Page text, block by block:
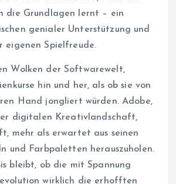
die Grundlagen lernt – ein
genialer Unterstützung und
eigenen Spielfreude.
Wolken der Softwarewelt,
hin und her, als ob sie von
Hand jongliert würden. Adobe,
digitalen Kreativlandschaft,
mehr als erwartet aus seinen
und Farbpaletten herauszuholen.
bleibt, ob die mit Spannung
wirklich die erhofften